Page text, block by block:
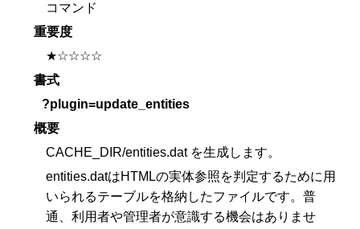
コマンド
重要度
★☆☆☆☆
書式
?plugin=update_entities
概要
CACHE_DIR/entities.dat を生成します。
entities.datはHTMLの実体参照を判定するために用
いられるテーブルを格納したファイルです。普
通、利用者や管理者が意識する機会はありませ